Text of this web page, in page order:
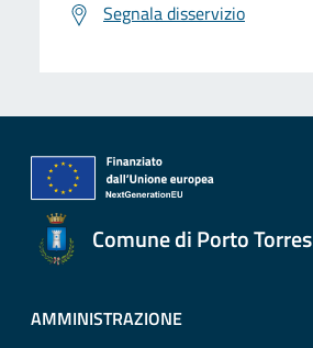
Segnala disservizio
Comune di Porto Torres
AMMINISTRAZIONE